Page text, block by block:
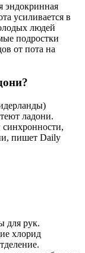
эндокринная
усиливается в
людей
подростки
от пота на
ладони.
синхронности,
пишет Daily
для рук.
хлорид